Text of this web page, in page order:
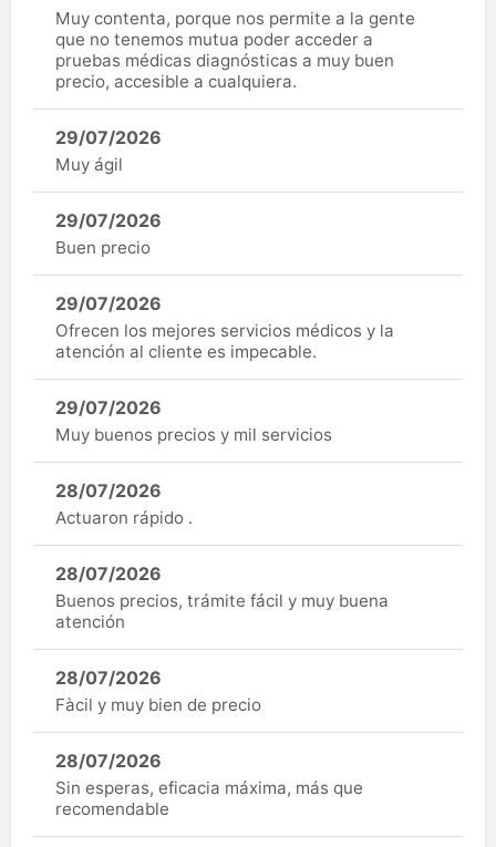
Muy contenta, porque nos permite a la gente
que no tenemos mutua poder acceder a
pruebas médicas diagnósticas a muy buen
precio, accesible a cualquiera.
29/07/2026
Muy ágil
29/07/2026
Buen precio
29/07/2026
Ofrecen los mejores servicios médicos y la
atención al cliente es impecable.
29/07/2026
Muy buenos precios y mil servicios
28/07/2026
Actuaron rápido .
28/07/2026
Buenos precios, trámite fácil y muy buena
atención
28/07/2026
Fàcil y muy bien de precio
28/07/2026
Sin esperas, eficacia máxima, más que
recomendable